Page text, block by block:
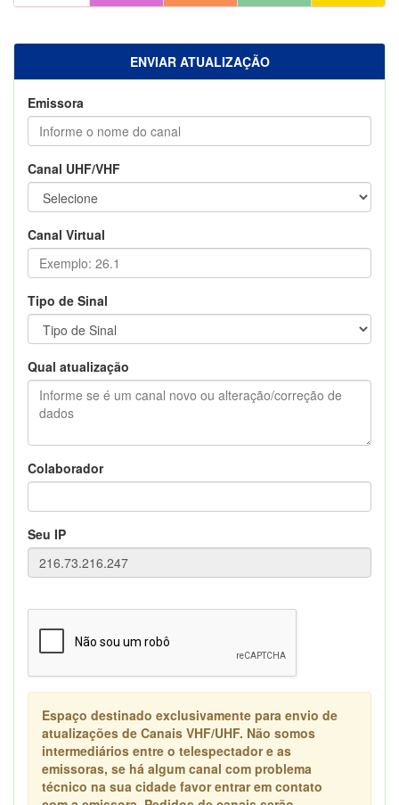
ENVIAR ATUALIZAÇÃO
Emissora
Canal UHF/VHF
Canal Virtual
Tipo de Sinal
Qual atualização
Colaborador
Seu IP
Espaço destinado exclusivamente para envio de
atualizações de Canais VHF/UHF. Não somos
intermediários entre o telespectador e as
emissoras, se há algum canal com problema
técnico na sua cidade favor entrar em contato